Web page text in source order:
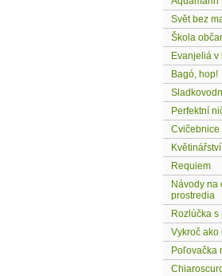
Svět bez
Škola
Evanjeliá v
Bagó, hop!
Perfektní
Cvičebnice
Květinářství
Requiem
Návody na
prostredia
Rozlúčka s
Vykroč ako
Poľovačka